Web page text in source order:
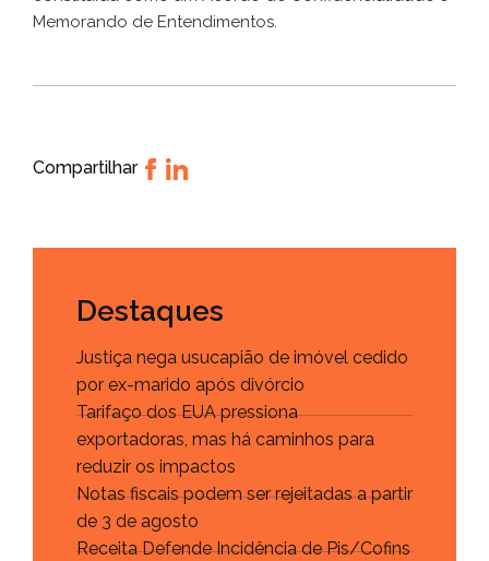
Memorando de Entendimentos.
Compartilhar
Destaques
Justiça nega usucapião de imóvel cedido
por ex-marido após divórcio
Tarifaço dos EUA pressiona
exportadoras, mas há caminhos para
reduzir os impactos
Notas fiscais podem ser rejeitadas a partir
de 3 de agosto
Receita Defende Incidência de Pis/Cofins